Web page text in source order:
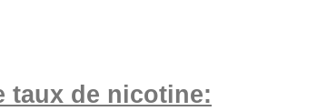
taux de nicotine: